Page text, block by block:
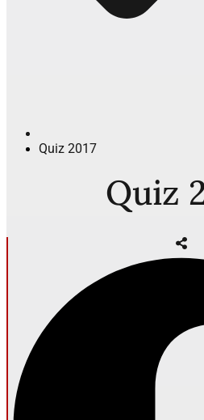
Quiz 2017
Quiz